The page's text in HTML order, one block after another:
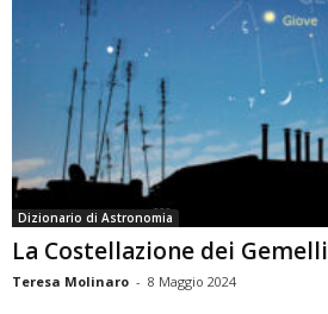
Dizionario di Astronomia
La Costellazione dei Gemelli
Teresa Molinaro - 8 Maggio 2024